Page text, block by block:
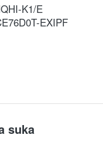
K1/E
EXIPF
suka